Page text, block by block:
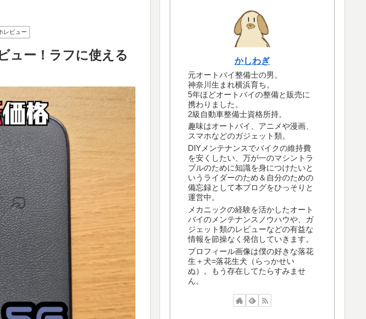
レビュー
ュー！ラフに使える
かしわぎ
元オートバイ整備士の男。
神奈川生まれ横浜育ち。
5年ほどオートバイの整備と販売に
携わりました。
2級自動車整備士資格所持。
趣味はオートバイ、アニメや漫画、
スマホなどのガジェット類。
DIYメンテナンスでバイクの維持費
を安くしたい、万が一のマシントラ
ブルのために知識を身につけたいと
いうライダーのため＆自分のための
備忘録として本ブログをひっそりと
運営中。
メカニックの経験を活かしたオート
バイのメンテナンスノウハウや、ガ
ジェット類のレビューなどの有益な
情報を節操なく発信していきます。
プロフィール画像は僕の好きな落花
生＋犬=落花生犬（らっかせい
ぬ）。もう存在してたらすみませ
ん。